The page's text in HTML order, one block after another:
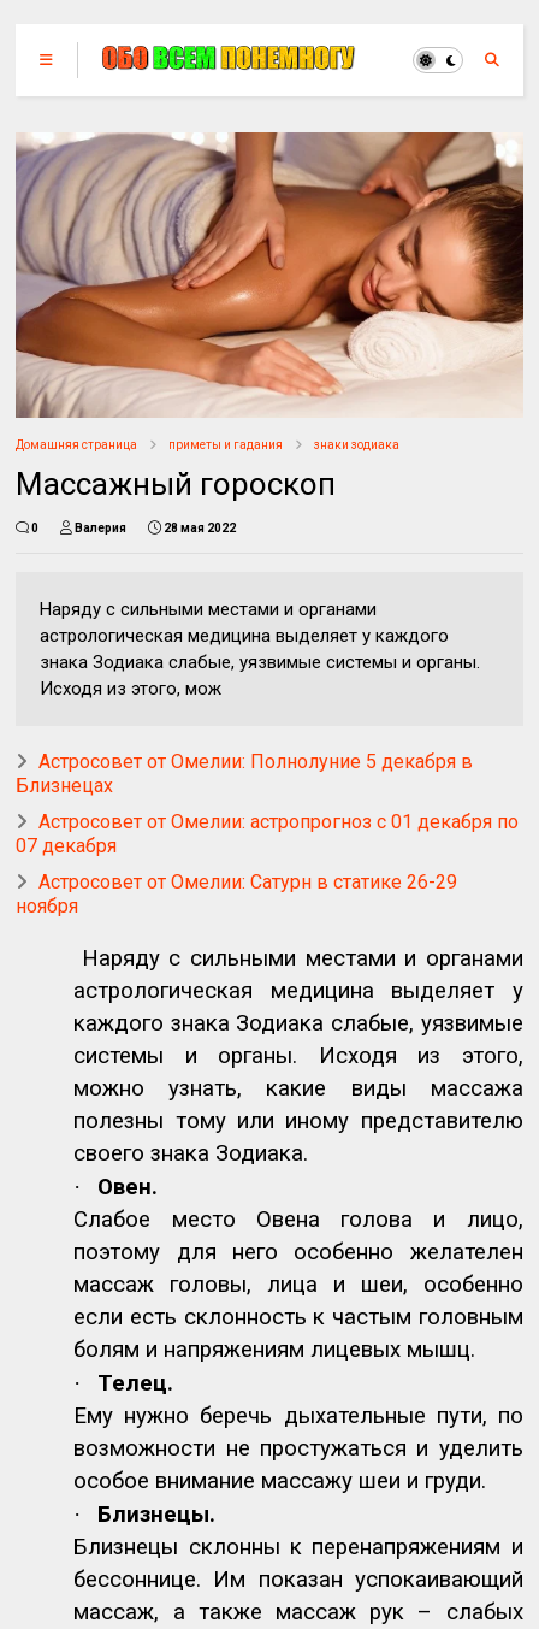
Домашняя страница приметы и гадания знаки зодиака
Массажный гороскоп
0 Валерия 28 мая 2022
Наряду с сильными местами и органами
астрологическая медицина выделяет у каждого
знака Зодиака слабые, уязвимые системы и органы.
Исходя из этого, мож
Астросовет от Омелии: Полнолуние 5 декабря в
Близнецах
Астросовет от Омелии: астропрогноз с 01 декабря по
07 декабря
Астросовет от Омелии: Сатурн в статике 26-29
ноября
Наряду с сильными местами и органами
астрологическая медицина выделяет у
каждого знака Зодиака слабые, уязвимые
системы и органы. Исходя из этого,
можно узнать, какие виды массажа
полезны тому или иному представителю
своего знака Зодиака.
·
Овен.
Слабое место Овена голова и лицо,
поэтому для него особенно желателен
массаж головы, лица и шеи, особенно
если есть склонность к частым головным
болям и напряжениям лицевых мышц.
·
Телец.
Ему нужно беречь дыхательные пути, по
возможности не простужаться и уделить
особое внимание массажу шеи и груди.
·
Близнецы.
Близнецы склонны к перенапряжениям и
бессоннице. Им показан успокаивающий
массаж, а также массаж рук – слабых